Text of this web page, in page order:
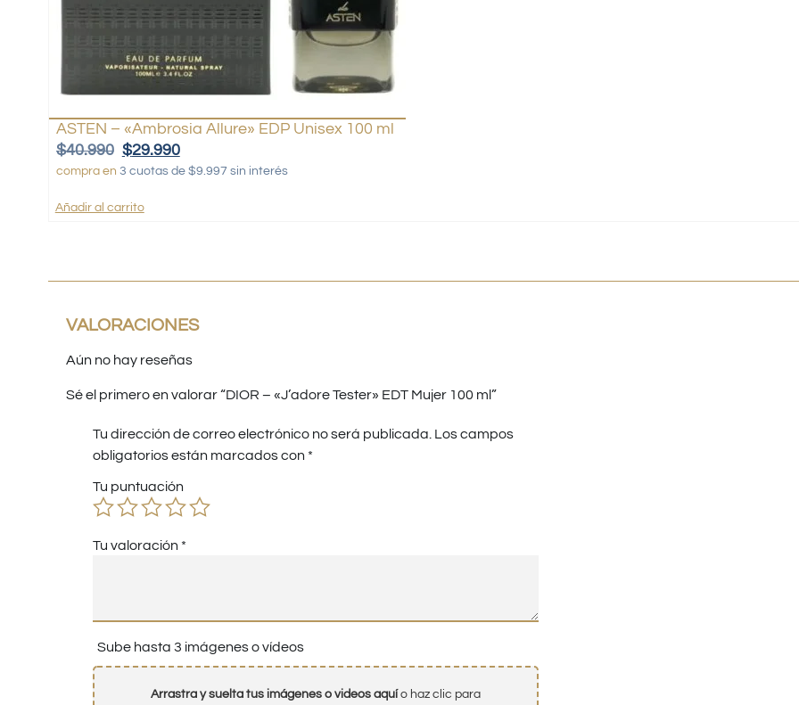
ASTEN – «Ambrosia Allure» EDP Unisex 100 ml
$40.990 $29.990
compra en 3 cuotas de $9.997 sin interés
Añadir al carrito
VALORACIONES
Aún no hay reseñas
Sé el primero en valorar “DIOR – «J’adore Tester» EDT Mujer 100 ml”
Tu dirección de correo electrónico no será publicada. Los campos
obligatorios están marcados con *
Tu puntuación
Tu valoración *
Sube hasta 3 imágenes o vídeos
Arrastra y suelta tus imágenes o videos aquío haz clic para